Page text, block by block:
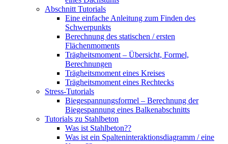
Abschnitt Tutorials
Eine einfache Anleitung zum Finden des
Schwerpunkts
Berechnung des statischen / ersten
Flächenmoments
Trägheitsmoment – ​​Übersicht, Formel,
Berechnungen
Trägheitsmoment eines Kreises
Trägheitsmoment eines Rechtecks
Stress-Tutorials
Biegespannungsformel – Berechnung der
Biegespannung eines Balkenabschnitts
Tutorials zu Stahlbeton
Was ist Stahlbeton??
Was ist ein Spalteninteraktionsdiagramm / eine